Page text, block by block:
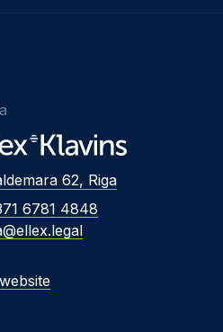
62, Riga
6781 4848